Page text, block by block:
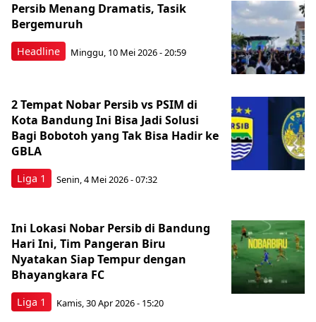
Headline
Persib Menang Dramatis, Tasik
Bergemuruh
Minggu, 10 Mei 2026 - 20:59
Liga 1
2 Tempat Nobar Persib vs PSIM di
Kota Bandung Ini Bisa Jadi Solusi
Bagi Bobotoh yang Tak Bisa Hadir ke
GBLA
Senin, 4 Mei 2026 - 07:32
Liga 1
Ini Lokasi Nobar Persib di Bandung
Hari Ini, Tim Pangeran Biru
Nyatakan Siap Tempur dengan
Bhayangkara FC
Kamis, 30 Apr 2026 - 15:20